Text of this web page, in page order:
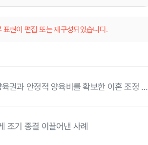
현이 편집 또는 재구성되었습니다.
권과 안정적 양육비를 확보한 이혼 조정 사
조기 종결 이끌어낸 사례